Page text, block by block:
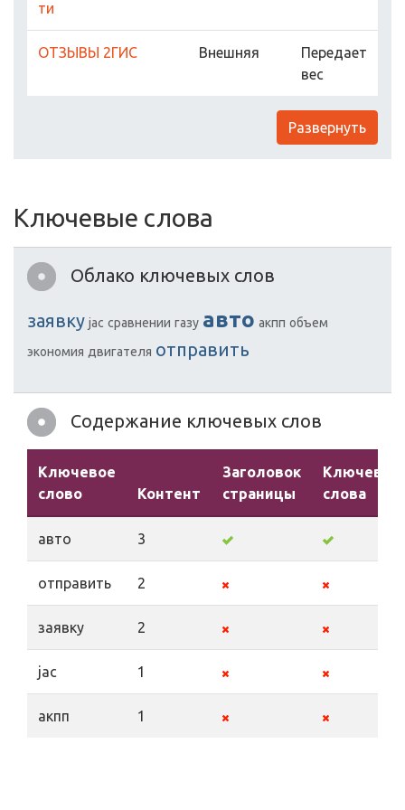
ти
ОТЗЫВЫ 2ГИС Внешняя
Передает
вес
Развернуть
Ключевые слова
Облако ключевых слов
заявку jac сравнении газу авто акпп объем
экономия двигателя отправить
Содержание ключевых слов
Ключевое
слово
Контент
Заголовок
страницы
Ключевые
слова
авто 3
отправить 2
заявку 2
jac 1
акпп 1